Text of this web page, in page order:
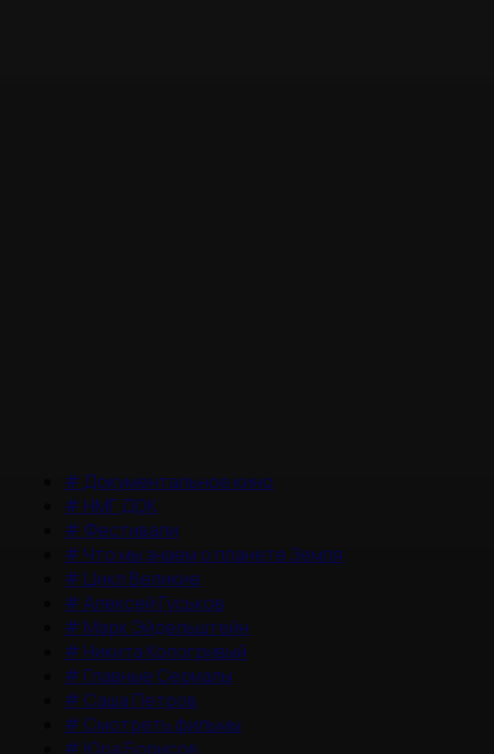
# Документальное кино
# НМГ ДОК
# Фестивали
# Что мы знаем о планете Земля
# Цикл Великие
#Алексей Гуськов
# Марк Эйдельштейн
# Никита Кологривый
# Главные Сериалы
# Саша Петров
# Смотреть фильмы
# Юра Борисов